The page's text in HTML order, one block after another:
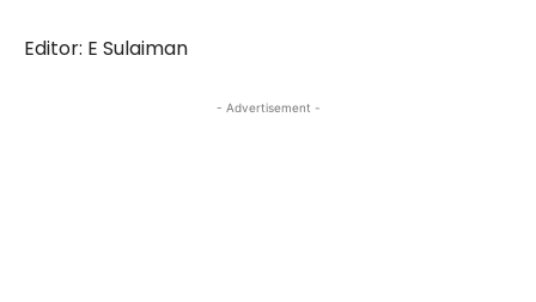
Editor: E Sulaiman
- Advertisement -